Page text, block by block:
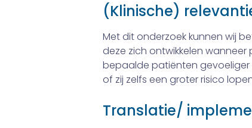
(Klinische)
Met dit onderzoek kunnen wij
deze zich ontwikkelen
bepaalde patiënten gevoeliger
of zij zelfs een groter risico
Translatie/